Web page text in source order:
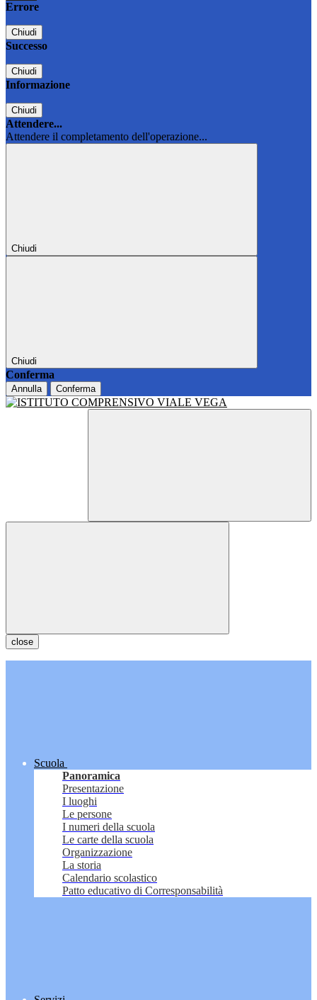
Errore
Chiudi
Successo
Chiudi
Informazione
Chiudi
Attendere...
Attendere il completamento dell'operazione...
Chiudi
Chiudi
Conferma
Annulla Conferma
close
Scuola
Panoramica
Presentazione
I luoghi
Le persone
I numeri della scuola
Le carte della scuola
Organizzazione
La storia
Calendario scolastico
Patto educativo di Corresponsabilità